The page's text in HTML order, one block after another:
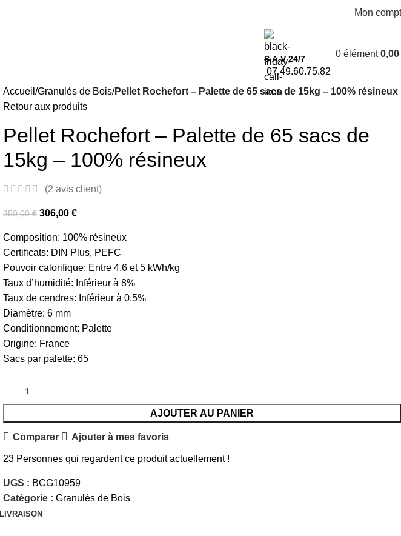
Mon
S.A.V 24/7
07.49.60.75.82
0 élément 0,00
Accueil Granulés de Bois Pellet Rochefort – Palette de 65 sacs de 15kg – 100% résineux
Retour aux produits
Pellet Rochefort – Palette de 65 sacs de
15kg – 100% résineux
(2 avis client)
350,00€ 306,00 €
Composition: 100% résineux
Certificats: DIN Plus, PEFC
Pouvoir calorifique: Entre 4.6 et 5 kWh/kg
Taux d’humidité: Inférieur à 8%
Taux de cendres: Inférieur à 0.5%
Diamètre: 6 mm
Conditionnement: Palette
Origine: France
Sacs par palette: 65
AJOUTER AU PANIER
Comparer Ajouter à mes favoris
23 Personnes qui regardent ce produit actuellement !
UGS : BCG10959
Catégorie : Granulés de Bois
LIVRAISON